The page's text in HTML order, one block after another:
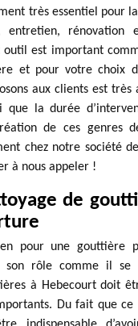
très essentiel pour
entretien, rénovation
outil est important
et pour votre choix
aux clients est
que la durée
de ces genres
chez notre société
à nous appeler !
de
pour une gouttière
son rôle comme il se
à Hebecourt doit
Du fait que